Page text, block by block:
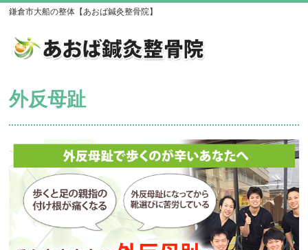
鎌倉市大船の整体【あおば鍼灸整骨院】
外反母趾